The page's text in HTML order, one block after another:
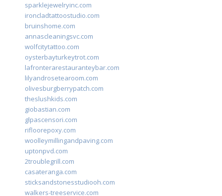
sparklejewelryinc.com
ironcladtattoostudio.com
bruinshome.com
annascleaningsvc.com
wolfcitytattoo.com
oysterbayturkeytrot.com
lafronterarestauranteybar.com
lilyandrosetearoom.com
olivesburgberrypatch.com
theslushkids.com
giobastian.com
glpascensori.com
rifloorepoxy.com
woolleymillingandpaving.com
uptonpvd.com
2troublegrill.com
casateranga.com
sticksandstonesstudiooh.com
walkers-treeservice.com